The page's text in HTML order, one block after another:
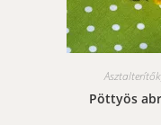
Pöttyös